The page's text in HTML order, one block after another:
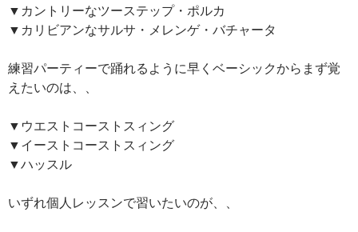
▼カントリーなツーステップ・ポルカ
▼カリビアンなサルサ・メレンゲ・バチャータ
練習パーティーで踊れるように早くベーシックからまず覚
えたいのは、、
▼ウエストコーストスィング
▼イーストコーストスィング
▼ハッスル
いずれ個人レッスンで習いたいのが、、